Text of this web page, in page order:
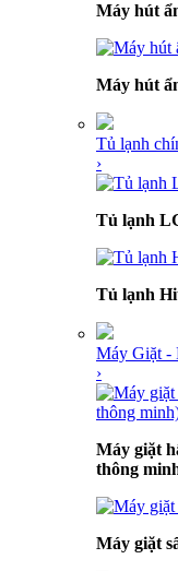
Máy hút
Máy hút
Tủ lạnh
›
Tủ lạnh
Tủ lạnh
Máy Giặt -
›
Máy giặt
thông
Máy giặt